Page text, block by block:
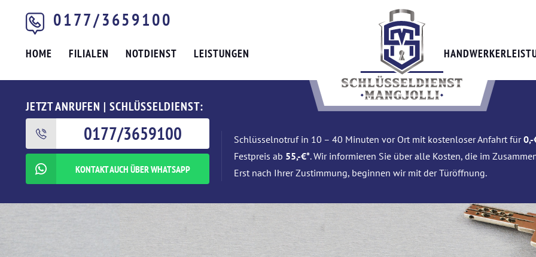
0177/3659100
HOME FILIALEN NOTDIENST LEISTUNGEN
JETZT ANRUFEN | SCHLÜSSELDIENST:
0177/3659100
KONTAKT AUCH ÜBER WHATSAPP
Schlüsselnotruf in 10 – 40 Minuten vor Ort mit kostenloser Anfahrt für0,-
Festpreis ab 55,-€*. Wir informieren Sie über alle Kosten, die im
Erst nach Ihrer Zustimmung, beginnen wir mit der Türöffnung.